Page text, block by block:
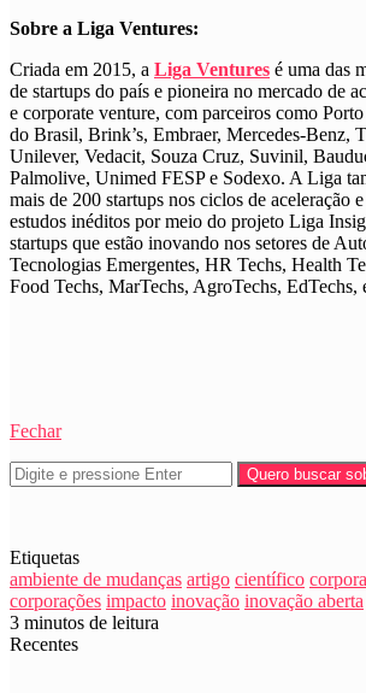
Sobre a Liga Ventures:
Criada em 2015, a Liga Ventures é uma das
de startups do país e pioneira no mercado de
e corporate venture, com parceiros como
do Brasil, Brink’s, Embraer, Mercedes-Benz,
Unilever, Vedacit, Souza Cruz, Suvinil,
Palmolive, Unimed FESP e Sodexo. A Liga
mais de 200 startups nos ciclos de aceleração
estudos inéditos por meio do projeto Liga
startups que estão inovando nos setores de
Tecnologias Emergentes, HR Techs, Health
Food Techs, MarTechs, AgroTechs, EdTechs,
Fechar
Quero buscar
Etiquetas
ambiente de mudanças artigo científico
corporações impacto inovação inovação aberta
3 minutos de leitura
Recentes